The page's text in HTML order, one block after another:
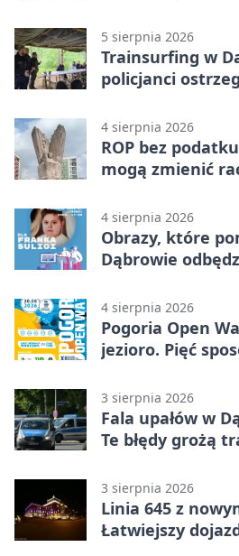
5 sierpnia 2026
Trainsurfing w
policjanci
4 sierpnia 2026
ROP bez
mogą zmienić
4 sierpnia 2026
Obrazy, które
Dąbrowie
4 sierpnia 2026
Pogoria Open
jezioro. Pięć
3 sierpnia 2026
Fala upałów w
Te błędy grożą
3 sierpnia 2026
Linia 645 z
Łatwiejszy